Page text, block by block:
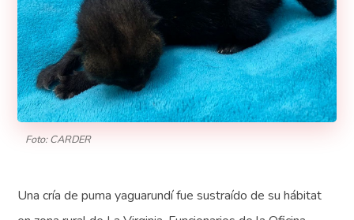
Foto: CARDER
Una cría de puma yaguarundí fue sustraído de su hábitat